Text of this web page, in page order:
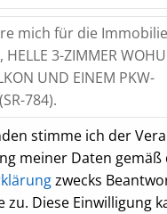
stimme ich der
meiner Daten gemäß
zwecks
zu. Diese Einwilligung